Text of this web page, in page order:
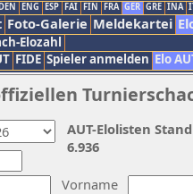
ENG ESP FAI FIN FRA GER GRE INA
Foto-Galerie Meldekartei
Elozahl
FIDE Spieler anmelden Elo
Vorname
AUT-Elolisten
6.936